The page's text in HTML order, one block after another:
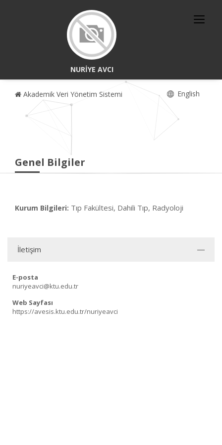
NURİYE AVCI
Akademik Veri Yönetim Sistemi English
Genel Bilgiler
Kurum Bilgileri: Tıp Fakültesi, Dahili Tıp, Radyoloji
İletişim
E-posta
nuriyeavci@ktu.edu.tr
Web Sayfası
https://avesis.ktu.edu.tr/nuriyeavci